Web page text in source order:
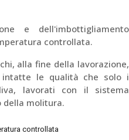
e dell'imbottigliamento
controllata.
alla fine della lavorazione,
intatte le qualità che solo i
lavorati con il sistema
della molitura.